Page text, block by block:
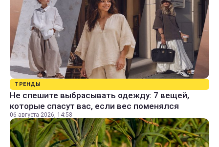
ТРЕНДЫ
Не спешите выбрасывать одежду: 7 вещей,
которые спасут вас, если вес поменялся
06 августа 2026, 14:58